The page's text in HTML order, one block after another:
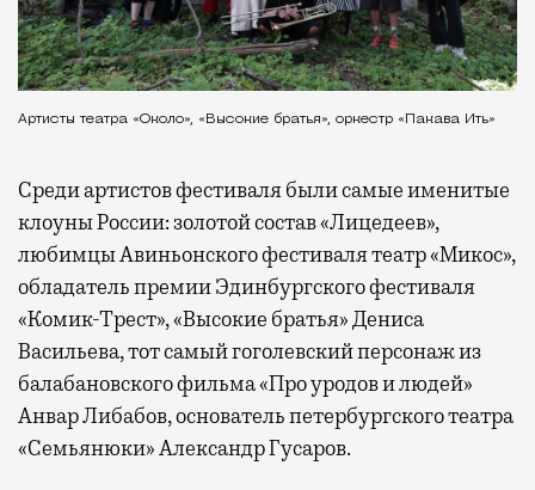
Артисты театра «Около», «Высокие братья», оркестр «Пакава Ить»
Среди артистов фестиваля были самые именитые
клоуны России: золотой состав «Лицедеев»,
любимцы Авиньонского фестиваля театр «Микос»,
обладатель премии Эдинбургского фестиваля
«Комик-Трест», «Высокие братья» Дениса
Васильева, тот самый гоголевский персонаж из
балабановского фильма «Про уродов и людей»
Анвар Либабов, основатель петербургского театра
«Семьянюки» Александр Гусаров.